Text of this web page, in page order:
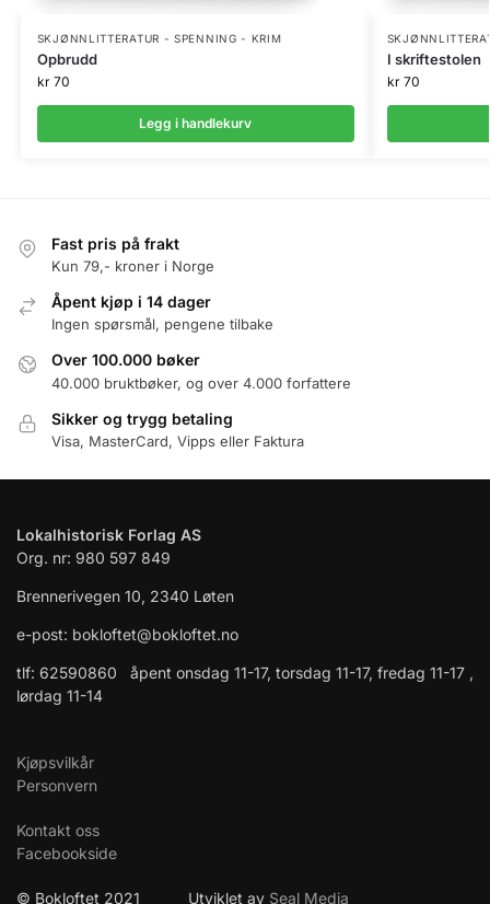
SKJØNNLITTERATUR - SPENNING - KRIM
Opbrudd
kr70
Legg i handlekurv
I skriftestolen
kr70
Fast pris på frakt
Kun 79,- kroner i Norge
Åpent kjøp i 14 dager
Ingen spørsmål, pengene tilbake
Over 100.000 bøker
40.000 bruktbøker, og over 4.000 forfattere
Sikker og trygg betaling
Visa, MasterCard, Vipps eller Faktura
Lokalhistorisk Forlag AS
Org. nr: 980 597 849
Brennerivegen 10, 2340 Løten
e-post: bokloftet@bokloftet.no
tlf: 62590860 åpent onsdag 11-17, torsdag 11-17, fredag 11-17 ,
lørdag 11-14
Kjøpsvilkår
Personvern
Kontakt oss
Facebookside
© Bokloftet 2021 Utviklet av Seal Media